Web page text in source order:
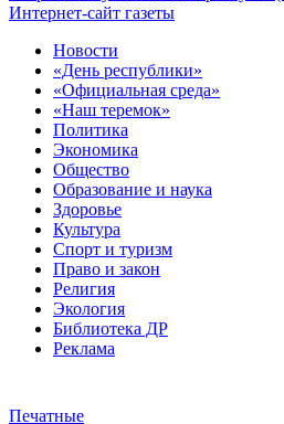
Интернет-сайт газеты
Новости
«День республики»
«Официальная среда»
«Наш теремок»
Политика
Экономика
Общество
Образование и наука
Здоровье
Культура
Спорт и туризм
Право и закон
Религия
Экология
Библиотека ДР
Реклама
Печатные